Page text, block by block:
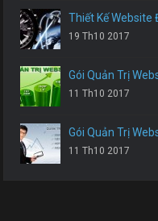
Thiết Kế Website
19 Th10 2017
Gói Quản Trị
11 Th10 2017
Gói Quản Trị
11 Th10 2017